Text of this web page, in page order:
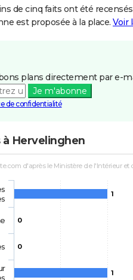
de cinq faits ont été
est proposée à la place. Voir
plans directement par e-
Je m'abonne
de confidentialité
Hervelinghen
d'après le Ministère de l'Intérieur et
1
0
0
1